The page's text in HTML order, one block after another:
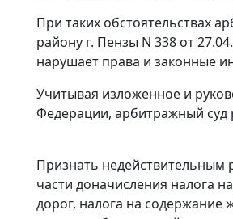
При таких обстоятельствах
району г. Пензы N 338 от
нарушает права и законные
Учитывая изложенное и
Федерации, арбитражный суд
Признать недействительным
части доначисления налога
дорог, налога на